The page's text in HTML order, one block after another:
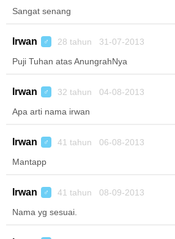
Sangat senang
Irwan ♂ 28 tahun 31-07-2013
Puji Tuhan atas AnungrahNya
Irwan ♂ 32 tahun 04-08-2013
Apa arti nama irwan
Irwan ♂ 41 tahun 06-08-2013
Mantapp
Irwan ♂ 41 tahun 08-09-2013
Nama yg sesuai.